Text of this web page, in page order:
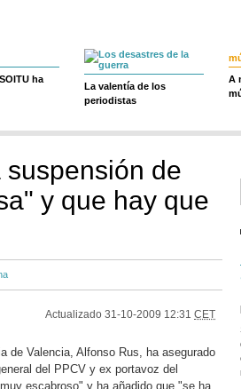
ha
La valentía de los
periodistas
A
de
y que hay que
Actualizado 31-10-2009 12:31 CET
de Valencia, Alfonso Rus, ha asegurado
del PPCV y ex portavoz del
escabroso" y ha añadido que "se ha